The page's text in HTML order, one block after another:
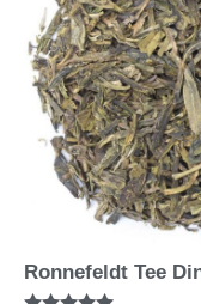
Ronnefeldt Tee